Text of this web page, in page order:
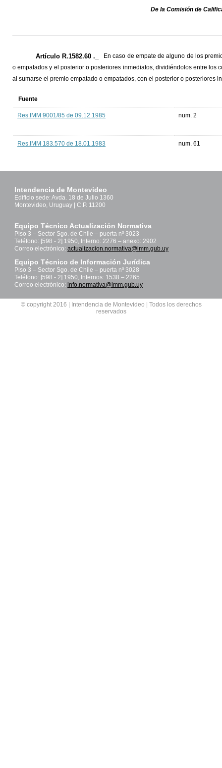
De la Comisión de
Artículo R.1582.60 ._
En caso de empate de alguno de los
o empatados y el posterior o posteriores inmediatos, dividiéndolos entre los
al sumarse el premio empatado o empatados, con el posterior o posteriores
Fuente
Res.IMM 9001/85 de 09.12.1985 num. 2
Res.IMM 183.570 de 18.01.1983 num. 61
Intendencia de Montevideo
Edificio sede: Avda. 18 de Julio 1360
Montevideo, Uruguay | C.P. 11200
Equipo Técnico Actualización Normativa
Piso 3 – Sector Sgo. de Chile – puerta nº 3023
Teléfono: [598 - 2] 1950, Interno: 2276 – anexo: 2902
Correo electrónico: actualizacion.normativa@imm.gub.uy
Equipo Técnico de Información Jurídica
Piso 3 – Sector Sgo. de Chile – puerta nº 3028
Teléfono: [598 - 2] 1950, Internos: 1538 – 2265
Correo electrónico: info.normativa@imm.gub.uy
© copyright 2016 | Intendencia de Montevideo | Todos los derechos
reservados